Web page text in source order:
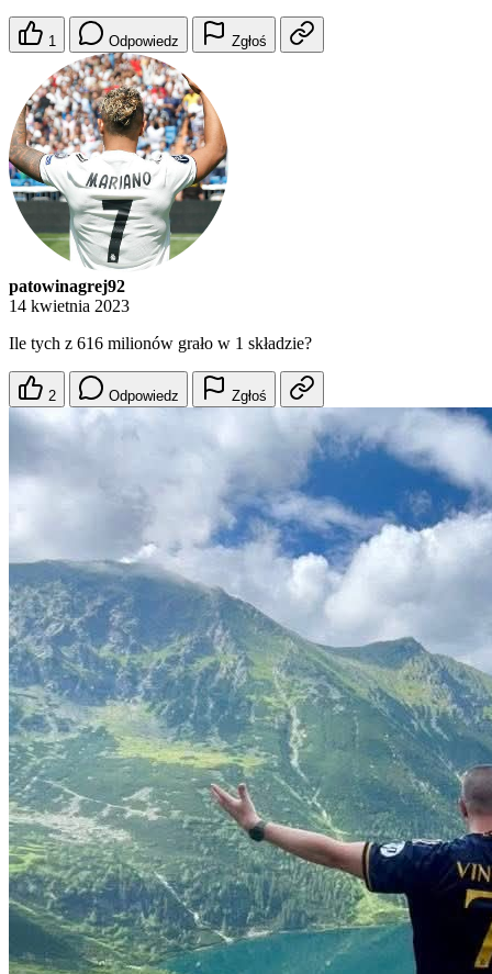
1 Odpowiedz Zgłoś
patowinagrej92
14 kwietnia 2023
Ile tych z 616 milionów grało w 1 składzie?
2 Odpowiedz Zgłoś